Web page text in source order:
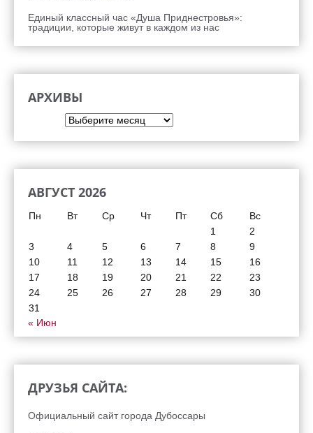
Единый классный час «Душа Приднестровья»:
традиции, которые живут в каждом из нас
АРХИВЫ
АВГУСТ 2026
Пн Вт Ср Чт Пт Сб
Вс
1
2
3
4 5 6 7 8
9
10
11 12 13 14 15
16
17
18 19 20 21 22
23
24
25 26 27 28 29
30
31
« Июн
ДРУЗЬЯ САЙТА:
Официальный сайт города Дубоссары